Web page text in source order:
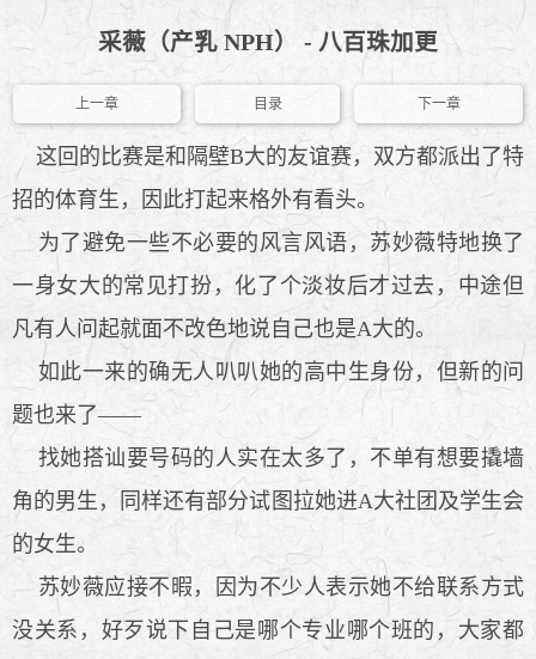
采薇（产乳 NPH） - 八百珠加更
上一章 目录 下一章
这回的比赛是和隔壁B大的友谊赛，双方都派出了特
招的体育生，因此打起来格外有看头。
为了避免一些不必要的风言风语，苏妙薇特地换了
一身女大的常见打扮，化了个淡妆后才过去，中途但
凡有人问起就面不改色地说自己也是A大的。
如此一来的确无人叭叭她的高中生身份，但新的问
题也来了——
找她搭讪要号码的人实在太多了，不单有想要撬墙
角的男生，同样还有部分试图拉她进A大社团及学生会
的女生。
苏妙薇应接不暇，因为不少人表示她不给联系方式
没关系，好歹说下自己是哪个专业哪个班的，大家都